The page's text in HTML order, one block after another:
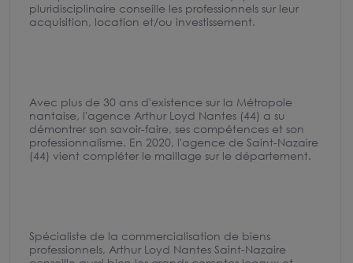
pluridisciplinaire conseille les professionnels sur leur
acquisition, location et/ou investissement.
Avec plus de 30 ans d'existence sur la Métropole
nantaise, l'agence Arthur Loyd Nantes (44) a su
démontrer son savoir-faire, ses compétences et son
professionnalisme. En 2020, l'agence de Saint-Nazaire
(44) vient compléter le maillage sur le département.
Spécialiste de la commercialisation de biens
professionnels, Arthur Loyd Nantes Saint-Nazaire